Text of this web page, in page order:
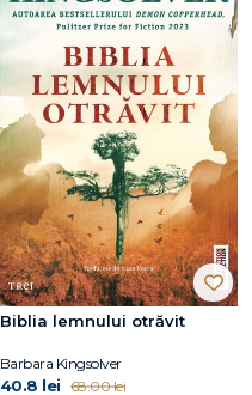
Biblia lemnului otrăvit
Barbara Kingsolver
40.8 lei 68.00 lei